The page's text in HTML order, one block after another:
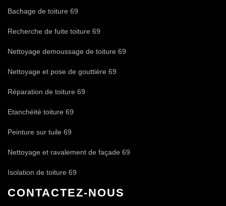
Bachage de toiture 69
Recherche de fuite toiture 69
Nettoyage demoussage de toiture 69
Nettoyage et pose de gouttière 69
Réparation de toiture 69
Etanchéité toiture 69
Peinture sur tuile 69
Nettoyage et ravalement de façade 69
Isolation de toiture 69
CONTACTEZ-NOUS